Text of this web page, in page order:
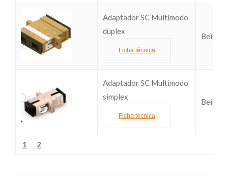
Adaptador SC Multimodo
duplex
Ficha técnica
Beige
Adaptador SC Multimodo
simplex
Ficha técnica
Beige
1 2